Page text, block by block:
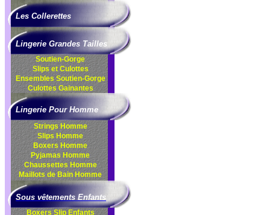
Les Collerettes
Lingerie Grandes Tailles
Soutien-Gorge
Slips et Culottes
EnsemblesSoutien-Gorge
CulottesGainantes
Lingerie Pour Homme
Strings Homme
Slips Homme
Boxers Homme
Pyjamas Homme
Chaussettes Homme
Maillots de Bain Homme
Sous vêtements Enfants
Boxers Slip Enfants